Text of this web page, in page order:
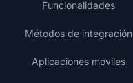
Funcionalidades
Métodos de integración
Aplicaciones móviles